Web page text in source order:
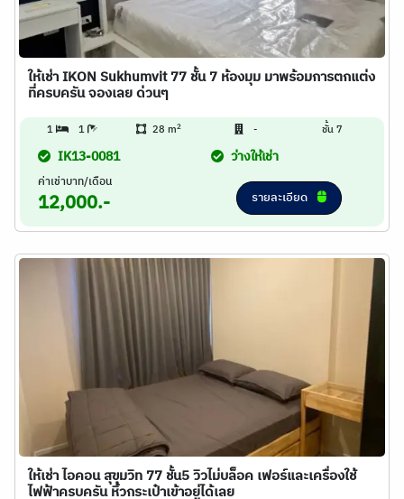
ให้เช่า IKON Sukhumvit 77 ชั้น 7 ห้องมุม มาพร้อมการตกแต่ง
ที่ครบครัน จองเลย ด่วนๆ
1 1 28 m2 - ชั้น 7
IK13-0081 ว่างให้เช่า
ค่าเช่าบาท/เดือน
12,000.- รายละเอียด
ให้เช่า ไอคอน สุขุมวิท 77 ชั้น5 วิวไม่บล็อค เฟอร์และเครื่องใช้
ไฟฟ้าครบครัน หิ้วกระเป๋าเข้าอยู่ได้เลย